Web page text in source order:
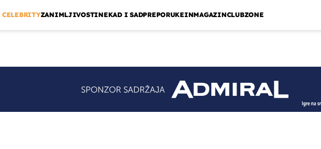
CELEBRITYZANIMLJIVOSTINEKAD I SADPREPORUKEINMAGAZINCLUBZONE